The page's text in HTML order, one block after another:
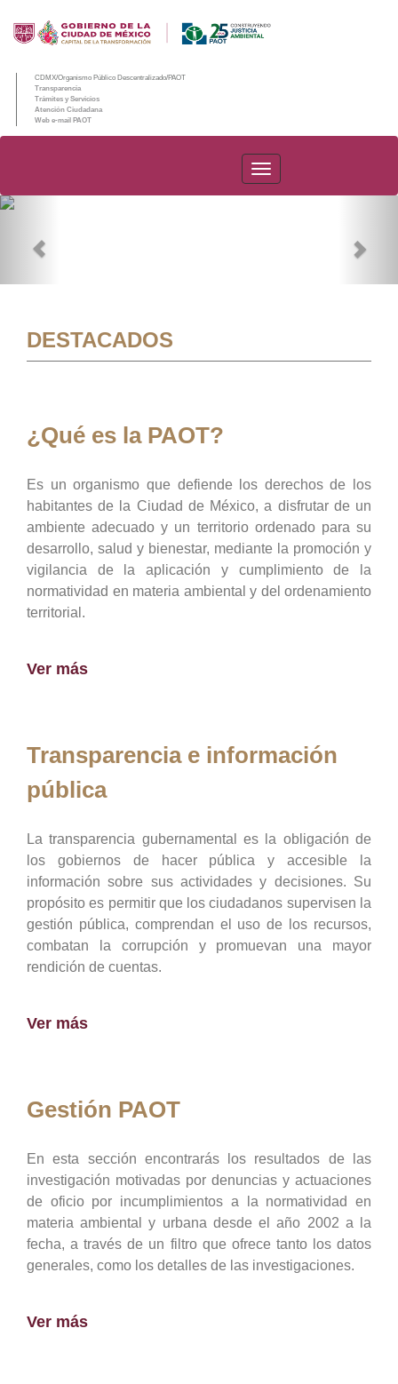
CDMX/Organismo Público Descentralizado/PAOT
Transparencia
Trámites y Servicios
Atención Ciudadana
Web e-mail PAOT
PAOT
DESTACADOS
¿Qué es la PAOT?
Es un organismo que defiende los derechos de los
habitantes de la Ciudad de México, a disfrutar de un
ambiente adecuado y un territorio ordenado para su
desarrollo, salud y bienestar, mediante la promoción y
vigilancia de la aplicación y cumplimiento de la
normatividad en materia ambiental y del ordenamiento
territorial.
Ver más
Transparencia e información
pública
La transparencia gubernamental es la obligación de
los gobiernos de hacer pública y accesible la
información sobre sus actividades y decisiones. Su
propósito es permitir que los ciudadanos supervisen la
gestión pública, comprendan el uso de los recursos,
combatan la corrupción y promuevan una mayor
rendición de cuentas.
Ver más
Gestión PAOT
En esta sección encontrarás los resultados de las
investigación motivadas por denuncias y actuaciones
de oficio por incumplimientos a la normatividad en
materia ambiental y urbana desde el año 2002 a la
fecha, a través de un filtro que ofrece tanto los datos
generales, como los detalles de las investigaciones.
Ver más